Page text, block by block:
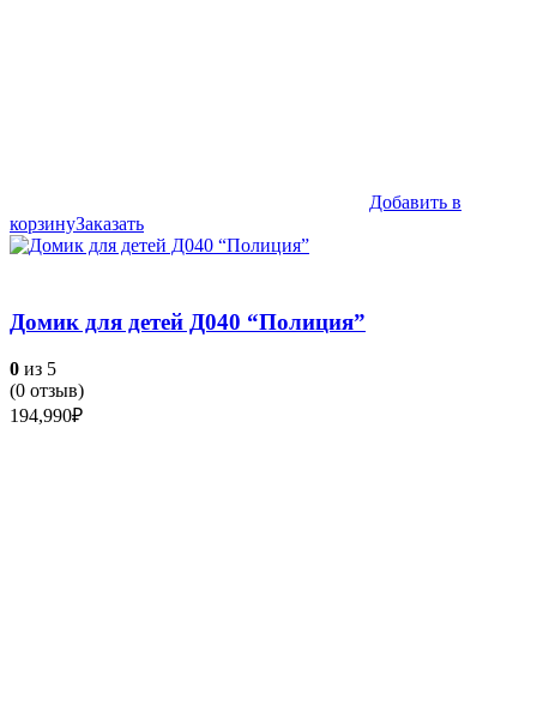
Добавить в
корзинуЗаказать
Домик для детей Д040 “Полиция”
0 из 5
(0 отзыв)
194,990₽